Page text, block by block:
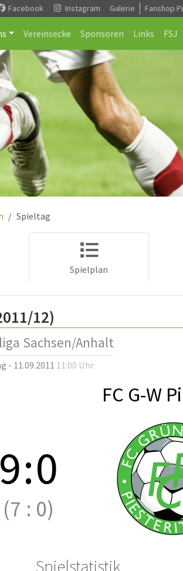
Facebook Instagram Galerie Fanshop
Vereinsecke Sponsoren Links FSJ
Spieltag
Spielplan
12)
Sachsen/Anhalt
- 11.09.2011 11:00 Uhr
FC G-W
9:0
(7 : 0)
Spielstatistik